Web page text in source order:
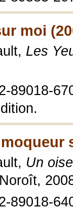
moi
Les
89018-
Un
89018-